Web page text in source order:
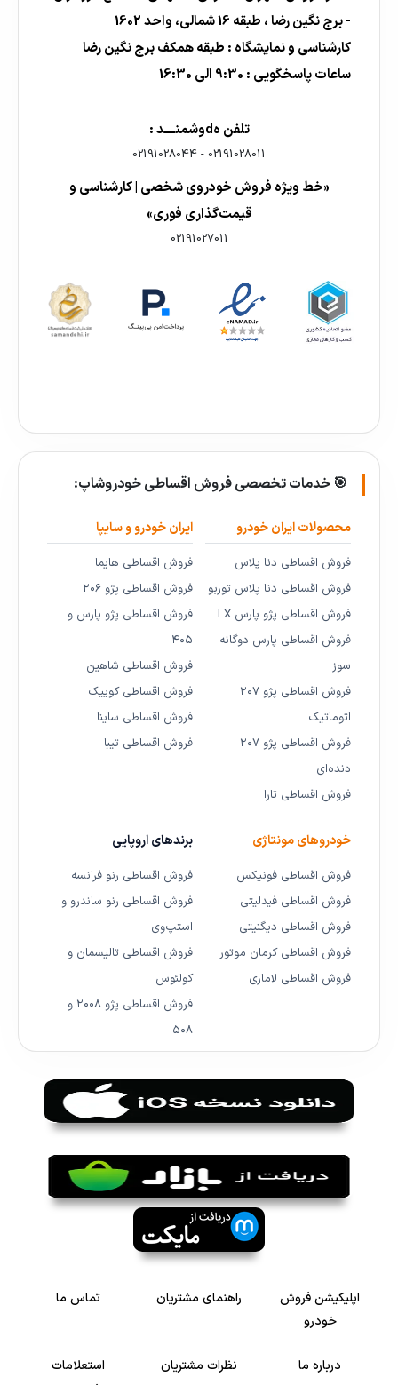
- برج نگین رضا ، طبقه 16 شمالی، واحد 1602
کارشناسی و نمایشگاه : طبقه همکف برج نگین رضا
ساعات پاسخگویی : 9:30 الی 16:30
تلفن هdوشمنــــد :
02191028011
-
02191028044
«خط ویژه فروش خودروی شخصی | کارشناسی و
قیمت‌گذاری فوری»
02191027011
🎯 خدمات تخصصی فروش اقساطی خودروشاپ:
محصولات ایران خودرو
فروش اقساطی دنا پلاس
فروش اقساطی دنا پلاس توربو
فروش اقساطی پژو پارس LX
فروش اقساطی پارس دوگانه
سوز
فروش اقساطی پژو ۲۰۷
اتوماتیک
فروش اقساطی پژو ۲۰۷
دنده‌ای
فروش اقساطی تارا
ایران خودرو و سایپا
فروش اقساطی هایما
فروش اقساطی پژو ۲۰۶
فروش اقساطی پژو پارس و
۴۰۵
فروش اقساطی شاهین
فروش اقساطی کوییک
فروش اقساطی ساینا
فروش اقساطی تیبا
خودروهای مونتاژی
فروش اقساطی فونیکس
فروش اقساطی فیدلیتی
فروش اقساطی دیگنیتی
فروش اقساطی کرمان موتور
فروش اقساطی لاماری
برندهای اروپایی
فروش اقساطی رنو فرانسه
فروش اقساطی رنو ساندرو و
استپ‌وی
فروش اقساطی تالیسمان و
کولئوس
فروش اقساطی پژو ۲۰۰۸ و
۵۰۸
اپلیکیشن فروش
خودرو
راهنمای مشتریان تماس ما
درباره ما نظرات مشتریان
استعلامات